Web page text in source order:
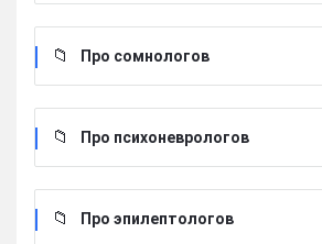
Про сомнологов
Про психоневрологов
Про эпилептологов